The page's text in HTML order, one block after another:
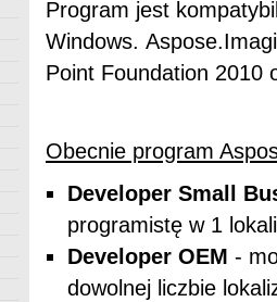
Program jest
Windows.
Point Foundation 2010
Obecnie program
Developer Small
programistę w 1
Developer OEM -
dowolnej liczbie